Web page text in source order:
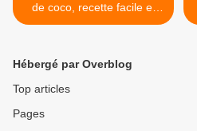
de coco, recette facile et
inratable
Hébergé par Overblog
Top articles
Pages